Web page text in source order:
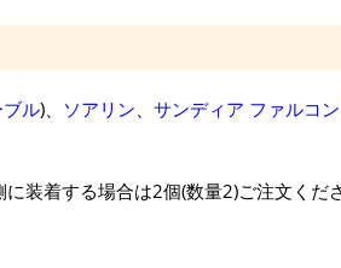
ル)、 ソアリン、 サンディア ファルコ
装着する場合は2個(数量2)ご注文くださ